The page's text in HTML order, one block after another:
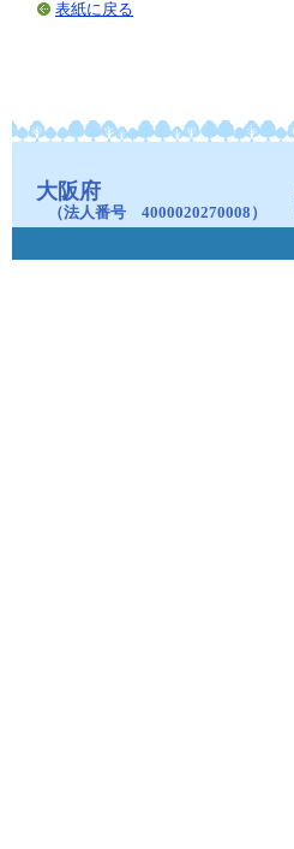
表紙に戻る
大阪府
（法人番号 4000020270008）